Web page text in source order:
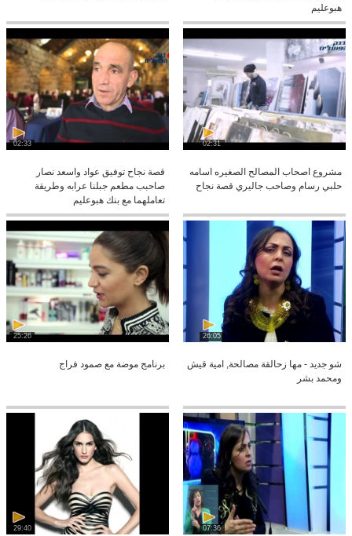
هبوعليم
02:31
مشروع اصحاب المصالح الصغيره اسامه
حلبي رسام وصاحب جاليري قصة نجاح
02:33
قصة نجاح توفيق عواد واسعد نصار
صاحبب مطعم جبلنا عرابه وطريقة
تعاملهما مع بنك هبوعليم
26:05
شو جديد - مها زحالقة مصالحة, امية قيش
ومحمد بشر
25:26
برنامج موضة مع صمود فراج
07:36
29:40